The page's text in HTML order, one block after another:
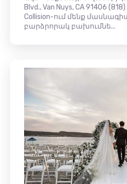
Blvd., Van Nuys, CA 91406
Collision-ում մենք
բարձրորակ բախումնե...